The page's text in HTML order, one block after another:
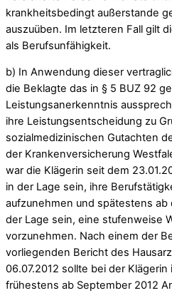
krankheitsbedingt außerstande
auszuüben. Im letzteren Fall gilt
als Berufsunfähigkeit.
b) In Anwendung dieser
die Beklagte das in § 5 BUZ 92
Leistungsanerkenntnis
ihre Leistungsentscheidung zu
sozialmedizinischen Gutachten
der Krankenversicherung
war die Klägerin seit dem
in der Lage sein, ihre
aufzunehmen und spätestens
der Lage sein, eine stufenweise
vorzunehmen. Nach einem der
vorliegenden Bericht des
06.07.2012 sollte bei der
frühestens ab September 2012